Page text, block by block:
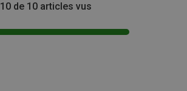
10 de 10 articles vus